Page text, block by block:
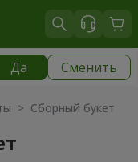
Да Сменить
> Сборный букет